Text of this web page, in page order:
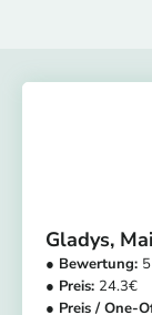
Gladys
5
24.3